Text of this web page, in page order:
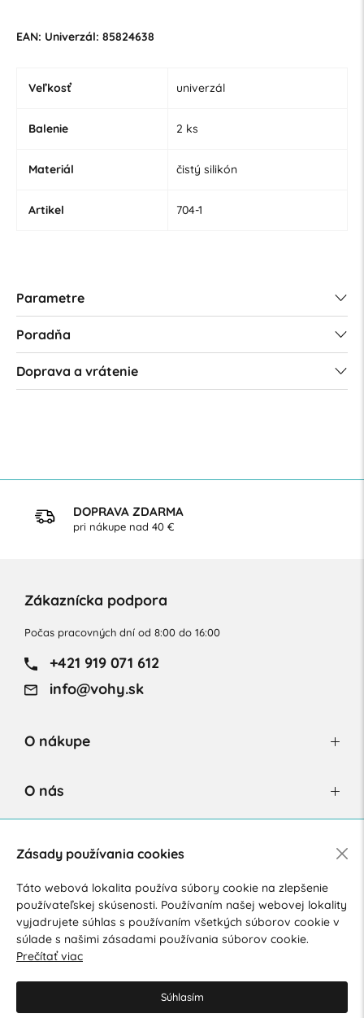
EAN: Univerzál: 85824638
Veľkosť univerzál
Balenie 2 ks
Materiál čistý silikón
Artikel 704-1
Parametre
Poradňa
Doprava a vrátenie
DOPRAVA ZDARMA
pri nákupe nad 40 €
Zákaznícka podpora
Počas pracovných dní od 8:00 do 16:00
+421 919 071 612
info@vohy.sk
O nákupe
O nás
Súhlasím so spracovaním osobných údajov pre marketingové
účely.Zásady ochrany osobných údajov.
Zásady používania cookies
Táto webová lokalita používa súbory cookie na zlepšenie
používateľskej skúsenosti. Používaním našej webovej lokality
vyjadrujete súhlas s používaním všetkých súborov cookie v
súlade s našimi zásadami používania súborov cookie.
Prečítať viac
Súhlasím